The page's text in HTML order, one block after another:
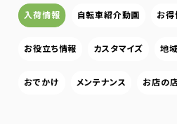
入荷情報 自転車紹介動画 お得
お役立ち情報 カスタマイズ 地
おでかけ メンテナンス お店の